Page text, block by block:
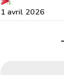
1 avril 2026